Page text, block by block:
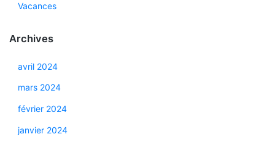
Vacances
Archives
avril 2024
mars 2024
février 2024
janvier 2024